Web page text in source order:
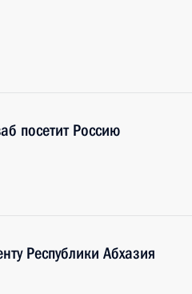
посетит Россию
Республики Абхазия